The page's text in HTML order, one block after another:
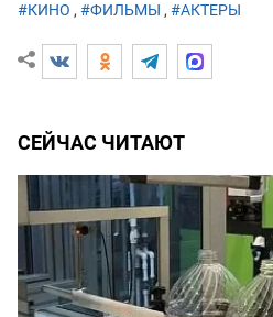
#КИНО , #ФИЛЬМЫ , #АКТЕРЫ
СЕЙЧАС ЧИТАЮТ